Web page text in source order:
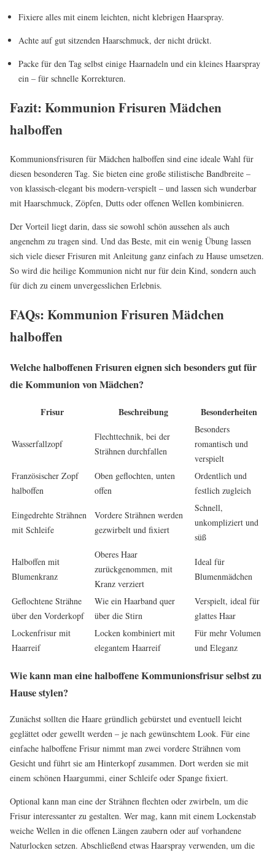
Fixiere alles mit einem leichten, nicht klebrigen Haarspray.
Achte auf gut sitzenden Haarschmuck, der nicht drückt.
Packe für den Tag selbst einige Haarnadeln und ein kleines Haarspray
ein – für schnelle Korrekturen.
Fazit: Kommunion Frisuren Mädchen
halboffen
Kommunionsfrisuren für Mädchen halboffen sind eine ideale Wahl für
diesen besonderen Tag. Sie bieten eine große stilistische Bandbreite –
von klassisch-elegant bis modern-verspielt – und lassen sich wunderbar
mit Haarschmuck, Zöpfen, Dutts oder offenen Wellen kombinieren.
Der Vorteil liegt darin, dass sie sowohl schön aussehen als auch
angenehm zu tragen sind. Und das Beste, mit ein wenig Übung lassen
sich viele dieser Frisuren mit Anleitung ganz einfach zu Hause umsetzen.
So wird die heilige Kommunion nicht nur für dein Kind, sondern auch
für dich zu einem unvergesslichen Erlebnis.
FAQs: Kommunion Frisuren Mädchen
halboffen
Welche halboffenen Frisuren eignen sich besonders gut für
die Kommunion von Mädchen?
Frisur Beschreibung Besonderheiten
Wasserfallzopf
Flechttechnik, bei der
Strähnen durchfallen
Besonders
romantisch und
verspielt
Französischer Zopf
halboffen
Oben geflochten, unten
offen
Ordentlich und
festlich zugleich
Eingedrehte Strähnen
mit Schleife
Vordere Strähnen werden
gezwirbelt und fixiert
Schnell,
unkompliziert und
süß
Halboffen mit
Blumenkranz
Oberes Haar
zurückgenommen, mit
Kranz verziert
Ideal für
Blumenmädchen
Geflochtene Strähne
über den Vorderkopf
Wie ein Haarband quer
über die Stirn
Verspielt, ideal für
glattes Haar
Lockenfrisur mit
Haarreif
Locken kombiniert mit
elegantem Haarreif
Für mehr Volumen
und Eleganz
Wie kann man eine halboffene Kommunionsfrisur selbst zu
Hause stylen?
Zunächst sollten die Haare gründlich gebürstet und eventuell leicht
geglättet oder gewellt werden – je nach gewünschtem Look. Für eine
einfache halboffene Frisur nimmt man zwei vordere Strähnen vom
Gesicht und führt sie am Hinterkopf zusammen. Dort werden sie mit
einem schönen Haargummi, einer Schleife oder Spange fixiert.
Optional kann man eine der Strähnen flechten oder zwirbeln, um die
Frisur interessanter zu gestalten. Wer mag, kann mit einem Lockenstab
weiche Wellen in die offenen Längen zaubern oder auf vorhandene
Naturlocken setzen. Abschließend etwas Haarspray verwenden, um die